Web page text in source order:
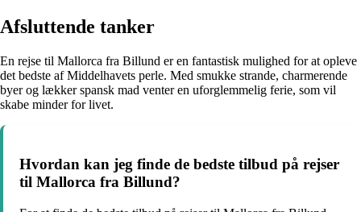
Afsluttende tanker
En rejse til Mallorca fra Billund er en fantastisk mulighed for at opleve
det bedste af Middelhavets perle. Med smukke strande, charmerende
byer og lækker spansk mad venter en uforglemmelig ferie, som vil
skabe minder for livet.
Hvordan kan jeg finde de bedste tilbud på rejser
til Mallorca fra Billund?